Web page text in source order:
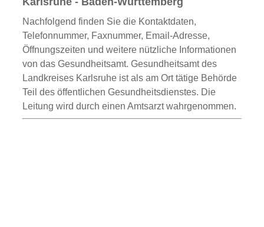
Nachfolgend finden Sie die Kontaktdaten,
Telefonnummer, Faxnummer, Email-Adresse,
Öffnungszeiten und weitere nützliche Informationen
von das Gesundheitsamt. Gesundheitsamt des
Landkreises Karlsruhe ist als am Ort tätige Behörde
Teil des öffentlichen Gesundheitsdienstes. Die
Leitung wird durch einen Amtsarzt wahrgenommen.